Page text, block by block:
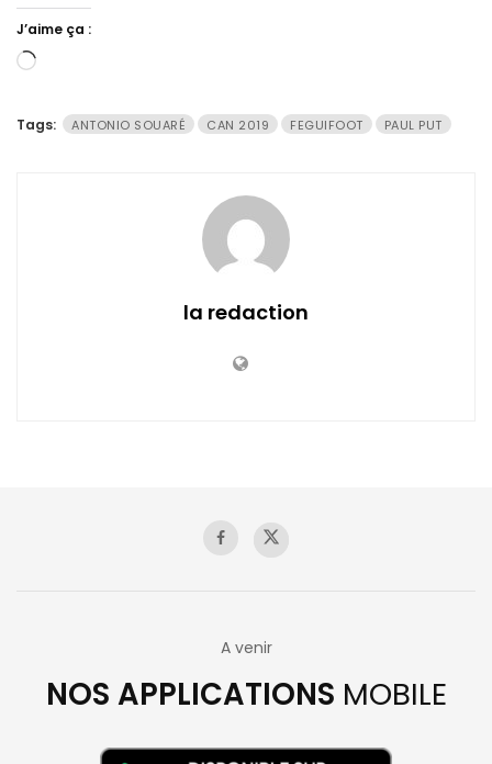
J’aime ça :
Chargement…
Tags: ANTONIO SOUARÉ CAN 2019 FEGUIFOOT PAUL PUT
la redaction
A venir
NOS APPLICATIONS MOBILE